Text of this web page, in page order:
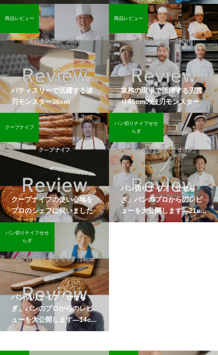
パティスリーで活躍する波
刃モンスター36cm
商品レビュー
業務の現場で活躍する刃渡
り45cmの波刃モンスター
商品レビュー
クープナイフの使い心地を
プロのシェフに伺いました
クープナイフ
パン切りナイフ「せせら
ぎ」パンのプロからのレビ
ューを大公開します―21c...
パン切りナイフせせ
らぎ
パン切りナイフ「せせら
ぎ」パンのプロからのレビ
ューを大公開します―14c...
パン切りナイフせせ
らぎ